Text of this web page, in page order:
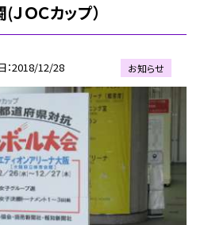
ＯＣカップ）
2018/12/28 お知らせ